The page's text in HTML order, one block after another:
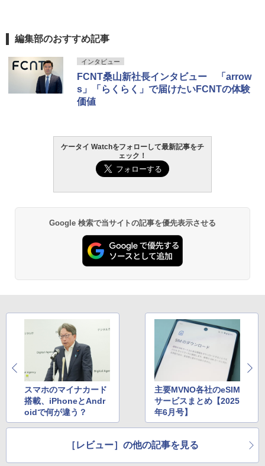
編集部のおすすめ記事
インタビュー
FCNT桑山新社長インタビュー 「arrow
s」「らくらく」で届けたいFCNTの体験
価値
ケータイ Watchをフォローして最新記事をチ
ェック！
Google 検索で当サイトの記事を優先表示させる
スマホのマイナカード
搭載、iPhoneとAndr
oidで何が違う？
主要MVNO各社のeSIM
サービスまとめ【2025
年6月号】
［レビュー］の他の記事を見る